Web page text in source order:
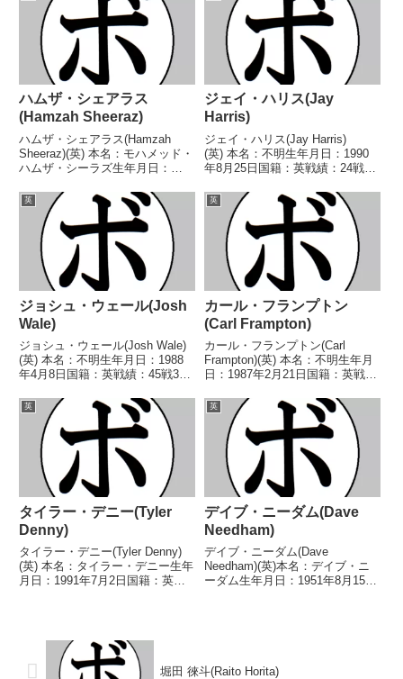
ハムザ・シェアラス
(Hamzah Sheeraz)
ハムザ・シェアラス(Hamzah
Sheeraz)(英) 本名：モハメッド・
ハムザ・シーラズ生年月日：
戦24勝(19KO)1分 【獲得タイト
ル】WBCインターナショナルミ
ドル級シルバー王座WBCミドル
級...
ジェイ・ハリス(Jay
Harris)
ジェイ・ハリス(Jay Harris)
(英) 本名：不明生年月日：1990
年8月25日国籍：英戦績：24戦21
BBBofC英国フライ級王座コモン
ウェルス英連邦フライ級王座コモ
ンウェルス英連邦フライ級王座
英
ジョシュ・ウェール(Josh
Wale)
ジョシュ・ウェール(Josh Wale)
(英) 本名：不明生年月日：1988
年4月8日国籍：英戦績：45戦32
ル】BBBofC英国中部スーパーバ
ンタム級王座BBBofCイングラン
ドバンタム級王座BBBo...
英
カール・フランプトン
(Carl Frampton)
カール・フランプトン(Carl
Frampton)(英) 本名：不明生年月
日：1987年2月21日国籍：英戦
タイトル】2005年度アイルラン
ド選手権フライ級優勝(アマチュ
ア)2009年度アイルランド選...
英
タイラー・デニー(Tyler
Denny)
タイラー・デニー(Tyler Denny)
(英) 本名：タイラー・デニー生年
月日：1991年7月2日国籍：英戦
ミドル級王座EBU圏外...
英
デイブ・ニーダム(Dave
Needham)
デイブ・ニーダム(Dave
Needham)(英)本名：デイブ・ニ
ーダム生年月日：1951年8月15日
堀田 徠斗(Raito Horita)